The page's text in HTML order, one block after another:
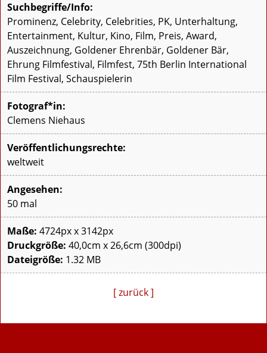
Suchbegriffe/Info:
Prominenz, Celebrity, Celebrities, PK, Unterhaltung,
Entertainment, Kultur, Kino, Film, Preis, Award,
Auszeichnung, Goldener Ehrenbär, Goldener Bär,
Ehrung Filmfestival, Filmfest, 75th Berlin International
Film Festival, Schauspielerin
Fotograf*in:
Clemens Niehaus
Veröffentlichungsrechte:
weltweit
Angesehen:
50 mal
Maße: 4724px x 3142px
Druckgröße: 40,0cm x 26,6cm (300dpi)
Dateigröße: 1.32 MB
[ zurück ]